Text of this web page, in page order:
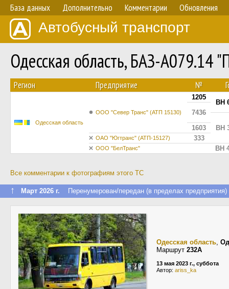
База данных Дополнительно Комментарии Обновления
Автобусный транспорт
Одесская область, БАЗ-
Регион Предприятие №
Одесская область
ООО "Север Транс" (АТП 15130)
1205
BH
7436
BH
1603
ОАО "Югтранс" (АТП-15127) 333
ООО "БелТранс" BH
Все комментарии к фотографиям этого ТС
↑ Март 2026 г. Перенумерован/передан (в пределах предприятия)
Одесская область,
Маршрут 232А
13 мая 2023 г., суббота
Автор: ariss_ka